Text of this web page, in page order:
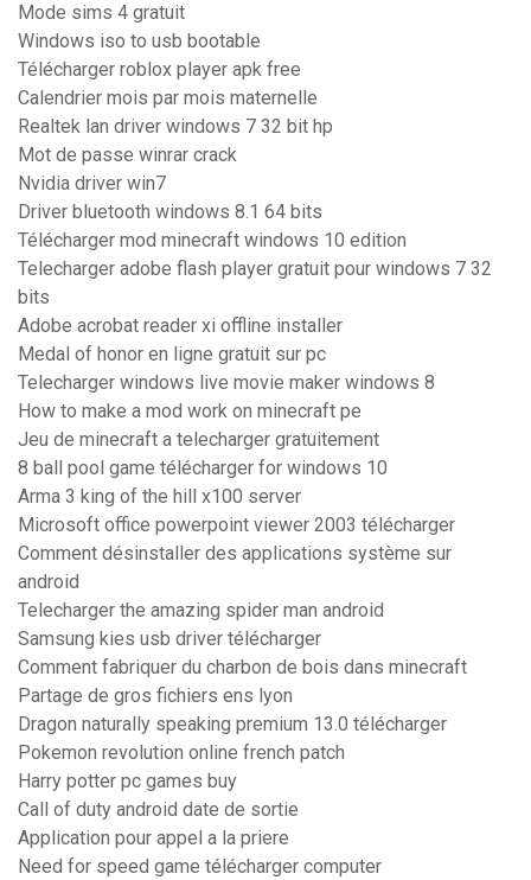
Mode sims 4 gratuit
Windows iso to usb bootable
Télécharger roblox player apk free
Calendrier mois par mois maternelle
Realtek lan driver windows 7 32 bit hp
Mot de passe winrar crack
Nvidia driver win7
Driver bluetooth windows 8.1 64 bits
Télécharger mod minecraft windows 10 edition
Telecharger adobe flash player gratuit pour windows 7 32
bits
Adobe acrobat reader xi offline installer
Medal of honor en ligne gratuit sur pc
Telecharger windows live movie maker windows 8
How to make a mod work on minecraft pe
Jeu de minecraft a telecharger gratuitement
8 ball pool game télécharger for windows 10
Arma 3 king of the hill x100 server
Microsoft office powerpoint viewer 2003 télécharger
Comment désinstaller des applications système sur
android
Telecharger the amazing spider man android
Samsung kies usb driver télécharger
Comment fabriquer du charbon de bois dans minecraft
Partage de gros fichiers ens lyon
Dragon naturally speaking premium 13.0 télécharger
Pokemon revolution online french patch
Harry potter pc games buy
Call of duty android date de sortie
Application pour appel a la priere
Need for speed game télécharger computer